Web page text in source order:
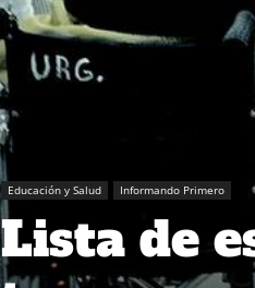
Educación y Salud Informando Primero
Lista de